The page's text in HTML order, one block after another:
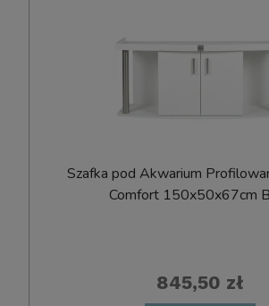
Szafka pod Akwarium
Comfort 150x50x67cm
845,50 zł